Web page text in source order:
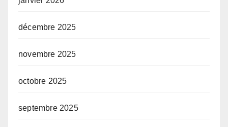
décembre 2025
novembre 2025
octobre 2025
septembre 2025